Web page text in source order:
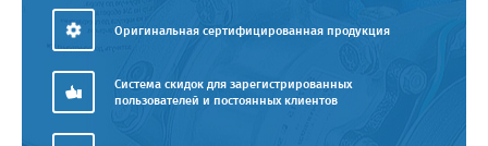
Оригинальная сертифицированная продукция
Система скидок для зарегистрированных
пользователей и постоянных клиентов